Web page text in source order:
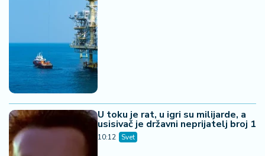
U toku je rat, u igri su milijarde, a
usisivač je državni neprijatelj broj 1
10:12 Svet